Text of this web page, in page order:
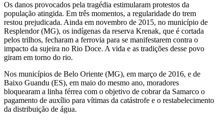
Os danos provocados pela tragédia estimularam protestos da
população atingida. Em três momentos, a regularidade do trem
restou prejudicada. Ainda em novembro de 2015, no município de
Resplendor (MG), os indígenas da reserva Krenak, que é cortada
pelos trilhos, fecharam a ferrovia para se manifestarem contra o
impacto da sujeira no Rio Doce. A vida e as tradições desse povo
giram em torno do rio.
Nos municípios de Belo Oriente (MG), em março de 2016, e de
Baixo Guandu (ES), em maio do mesmo ano, moradores
bloquearam a linha férrea com o objetivo de cobrar da Samarco o
pagamento de auxílio para vítimas da catástrofe e o restabelecimento
da distribuição de água.